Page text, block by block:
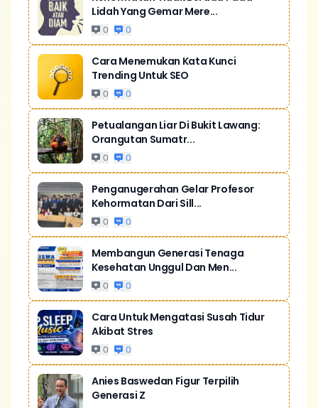
Lidah Yang Gemar Mere...
0 0
Cara Menemukan Kata Kunci
Trending Untuk SEO
0 0
Petualangan Liar Di Bukit Lawang:
Orangutan Sumatr...
0 0
Penganugerahan Gelar Profesor
Kehormatan Dari Sill...
0 0
Membangun Generasi Tenaga
Kesehatan Unggul Dan Men...
0 0
Cara Untuk Mengatasi Susah Tidur
Akibat Stres
0 0
Anies Baswedan Figur Terpilih
Generasi Z